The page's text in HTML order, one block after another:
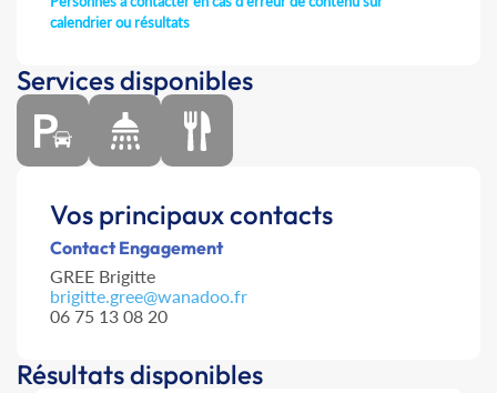
calendrier ou résultats
Services disponibles
Vos principaux contacts
Contact Engagement
GREE Brigitte
brigitte.gree@wanadoo.fr
06 75 13 08 20
Résultats disponibles